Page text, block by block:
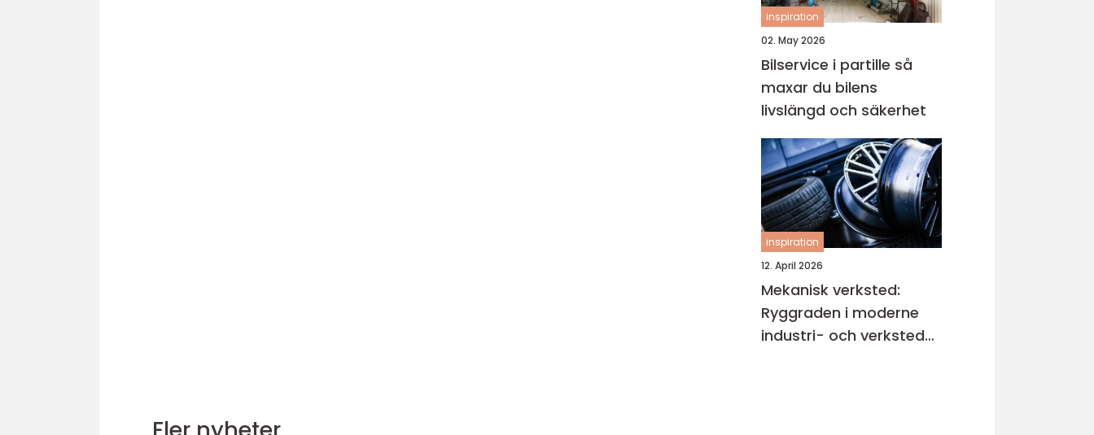
inspiration
02. May 2026
Bilservice i partille så
maxar du bilens
livslängd och säkerhet
inspiration
12. April 2026
Mekanisk verksted:
Ryggraden i moderne
industri- och verksted-